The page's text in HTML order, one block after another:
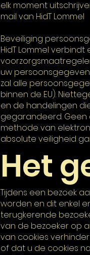
elk moment
mail van HidT Lommel
Beveiliging
HidT Lommel
uw
zal alle
binnen de EU).
en de handelingen
gegarandeerd.
methode van
absolute veiligheid
Het
Tijdens een bezoek
worden en dit enkel
terugkerende
van de bezoeker op
van cookies
of dat u de cookies